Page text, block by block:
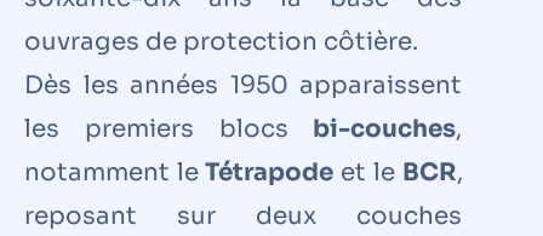
ouvrages de protection côtière.
Dès les années 1950 apparaissent
les premiers blocs bi-couches,
notamment leTétrapode et le BCR,
reposant sur deux couches